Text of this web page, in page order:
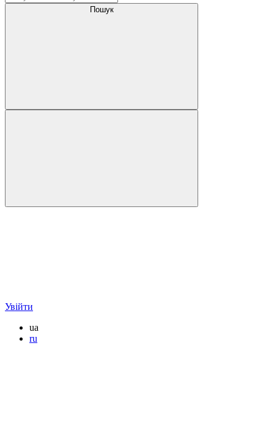
Пошук
Увійти
ua
ru